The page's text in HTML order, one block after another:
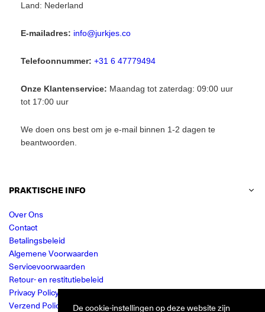
Land: Nederland
E-mailadres: info@jurkjes.co
Telefoonnummer: +31 6 47779494
Onze Klantenservice: Maandag tot zaterdag: 09:00 uur
tot 17:00 uur
We doen ons best om je e-mail binnen 1-2 dagen te
beantwoorden.
PRAKTISCHE INFO
Over Ons
Contact
Betalingsbeleid
Algemene Voorwaarden
Servicevoorwaarden
Retour- en restitutiebeleid
Privacy Policy
Verzend Policy
De cookie-instellingen op deze website zijn